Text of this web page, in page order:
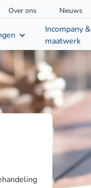
Over ons Nieuws
Incompany &
maatwerk